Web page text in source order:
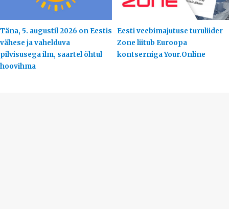
Täna, 5. augustil 2026 on Eestis
vähese ja vahelduva
pilvisusega ilm, saartel õhtul
hoovihma
Eesti veebimajutuse turuliider
Zone liitub Euroopa
kontserniga Your.Online